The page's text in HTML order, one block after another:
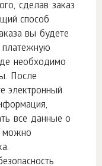
сделав заказ
способ
вы будете
необходимо
После
электронный
все данные о
можно